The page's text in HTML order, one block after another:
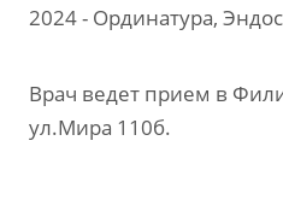
2024 - Ординатура,
Врач ведет прием в
ул.Мира 110б.